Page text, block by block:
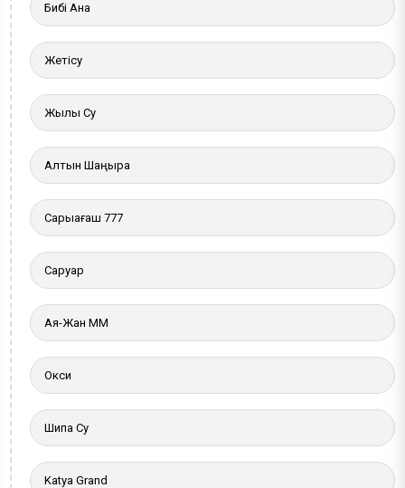
Бибі Ана
Жетісу
Жылы Су
Алтын Шаңырақ
Сарыағаш 777
Саруар
Ая-Жан ММ
Окси
Шипа Су
Katya Grand